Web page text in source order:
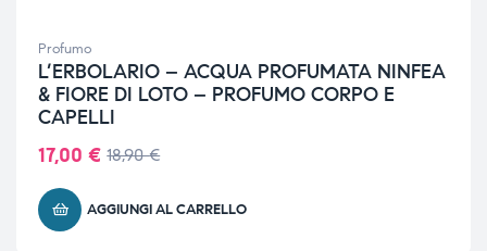
Profumo
L’ERBOLARIO – ACQUA PROFUMATA NINFEA
& FIORE DI LOTO – PROFUMO CORPO E
CAPELLI
18,90€
17,00 €
AGGIUNGI AL CARRELLO